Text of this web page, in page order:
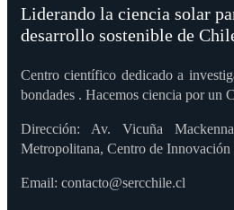
Liderando la ciencia solar
desarrollo sostenible de
Centro científico dedicado a
bondades . Hacemos ciencia por un
Dirección: Av. Vicuña
Metropolitana, Centro de
Email: contacto@sercchile.cl